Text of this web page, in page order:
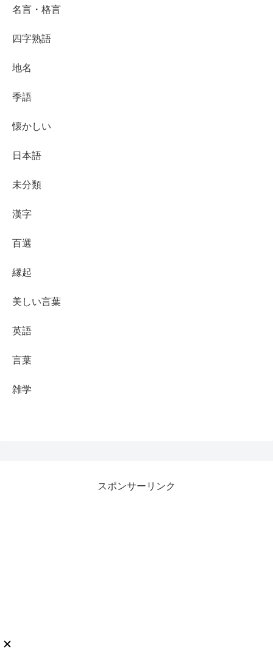
名言・格言
四字熟語
地名
季語
懐かしい
日本語
未分類
漢字
百選
縁起
美しい言葉
英語
言葉
雑学
スポンサーリンク